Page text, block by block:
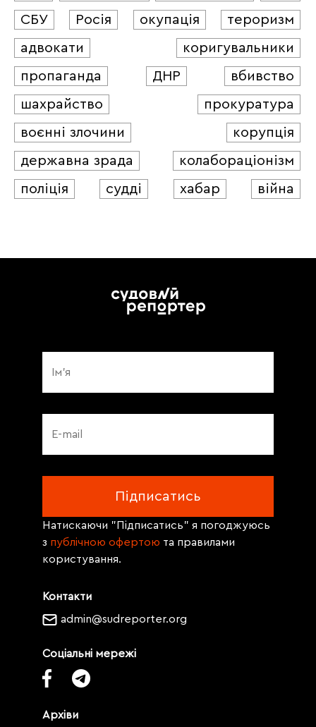
СБУ
Росія окупація
тероризм
адвокати
коригувальники
пропаганда
ДНР
вбивство
шахрайство
прокуратура
воєнні злочини
корупція
державна зрада
колабораціонізм
поліція
судді хабар війна
Контакти
admin@sudreporter.org
Соціальні мережі
Архіви
Натискаючи "Підписатись" я погоджуюсь
з публічною офертою та правилами
користування.